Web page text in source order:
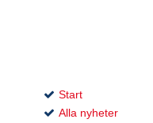
Start
Alla nyheter